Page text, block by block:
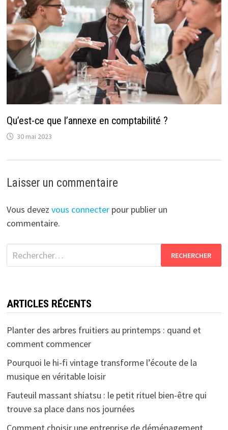
Qu’est-ce que l’annexe en comptabilité ?
30 mai 2023
Laisser un commentaire
Vous devez vous connecterpour publier un
commentaire.
Rechercher :
ARTICLES RÉCENTS
Planter des arbres fruitiers au printemps : quand et
comment commencer
Pourquoi le hi-fi vintage transforme l’écoute de la
musique en véritable loisir
Fauteuil massant shiatsu : le petit rituel bien-être qui
trouve sa place dans nos journées